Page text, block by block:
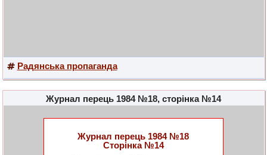
Радянська пропаганда
Журнал перець 1984 №18, сторінка №14
Журнал перець 1984 №18
Сторінка №14